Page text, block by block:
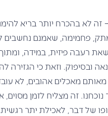
זה לא בהכרח יותר בריא
פחמימה, שאמנם נחשבים
רעבה פיזית, במידה,
ובסיפוק. וזאת כי הגזירה
מאכלים אהובים, לא
זה מצליח לזמן
של דבר, לאכילת יתר